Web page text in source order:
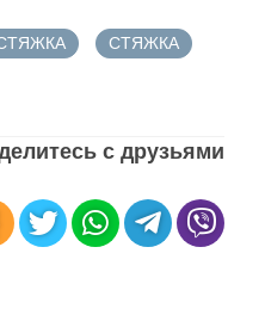
СТЯЖКА
с друзьями